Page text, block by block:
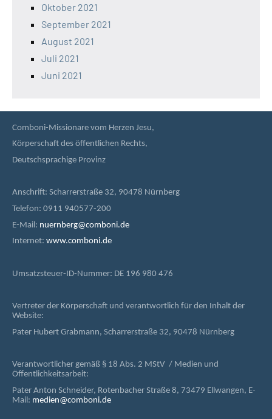
Oktober 2021
September 2021
August 2021
Juli 2021
Juni 2021
Comboni-Missionare vom Herzen Jesu,
Körperschaft des öffentlichen Rechts,
Deutschsprachige Provinz
Anschrift: Scharrerstraße 32, 90478 Nürnberg
Telefon: 0911 940577-200
E-Mail: nuernberg@comboni.de
Internet: www.comboni.de
Umsatzsteuer-ID-Nummer: DE 196 980 476
Vertreter der Körperschaft und verantwortlich für den Inhalt der
Website:
Pater Hubert Grabmann, Scharrerstraße 32, 90478 Nürnberg
Verantwortlicher gemäß § 18 Abs. 2 MStV / Medien und
Öffentlichkeitsarbeit:
Pater Anton Schneider, Rotenbacher Straße 8, 73479 Ellwangen, E-
Mail: medien@comboni.de